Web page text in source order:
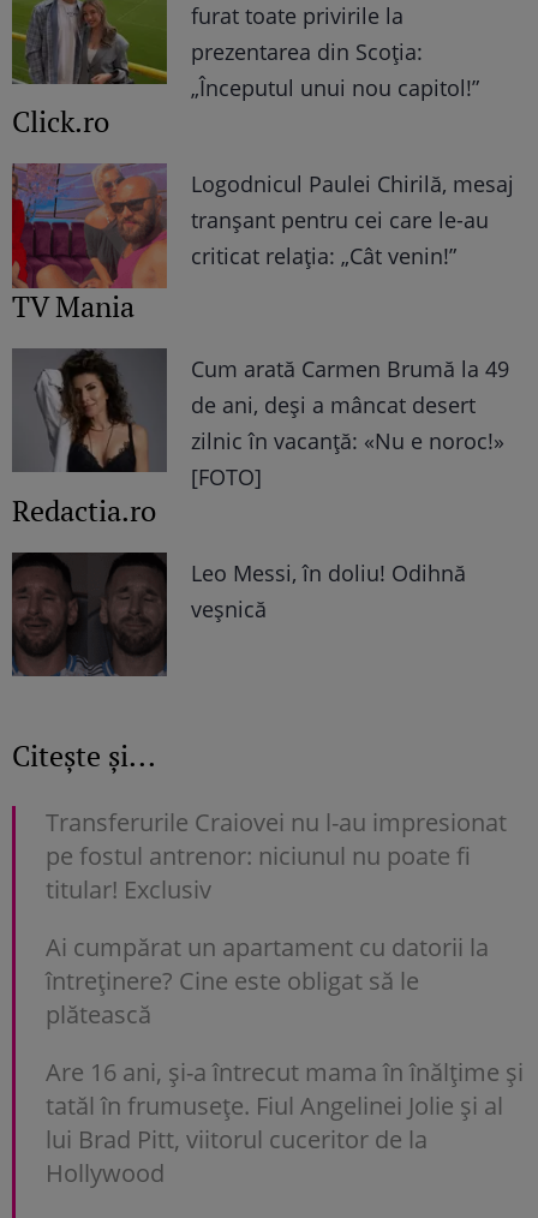
furat toate privirile la
prezentarea din Scoția:
„Începutul unui nou capitol!”
Click.ro
Logodnicul Paulei Chirilă, mesaj
tranșant pentru cei care le-au
criticat relația: „Cât venin!”
TV Mania
Cum arată Carmen Brumă la 49
de ani, deși a mâncat desert
zilnic în vacanță: «Nu e noroc!»
[FOTO]
Redactia.ro
Leo Messi, în doliu! Odihnă
veșnică
Citește și...
Transferurile Craiovei nu l-au impresionat
pe fostul antrenor: niciunul nu poate fi
titular! Exclusiv
Ai cumpărat un apartament cu datorii la
întreținere? Cine este obligat să le
plătească
Are 16 ani, și-a întrecut mama în înălțime și
tatăl în frumusețe. Fiul Angelinei Jolie și al
lui Brad Pitt, viitorul cuceritor de la
Hollywood